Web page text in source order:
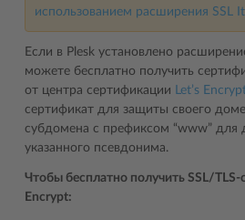
использованием расширения SSL
Если в Plesk установлено
можете бесплатно получить
от центра сертификации Let’s
сертификат для защиты своего
субдомена с префиксом “www” для
указанного псевдонима.
Чтобы бесплатно получить SSL/TLS-
Encrypt: